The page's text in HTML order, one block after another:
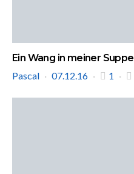
Ein Wang in meiner Suppe
Pascal
07.12.16 1